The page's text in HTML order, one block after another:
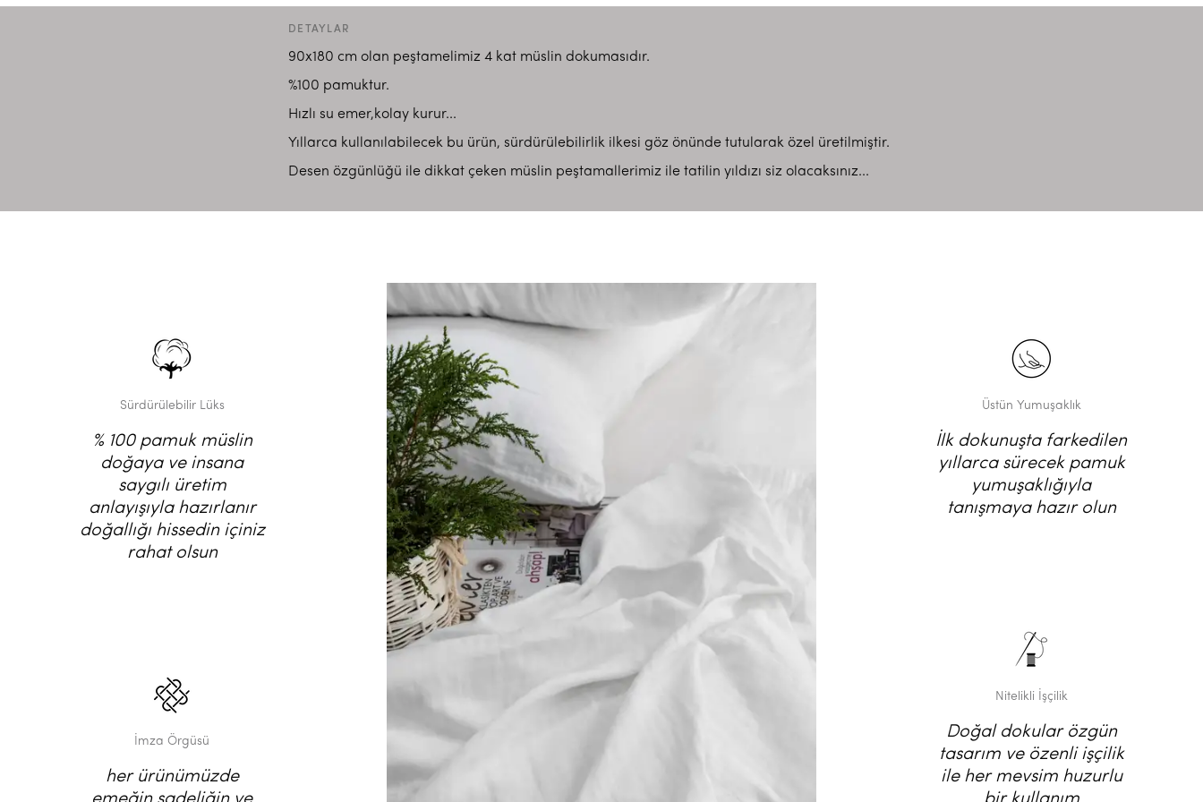
DETAYLAR
90x180 cm olan peştamelimiz 4 kat müslin dokumasıdır.
%100 pamuktur.
Hızlı su emer,kolay kurur...
Yıllarca kullanılabilecek bu ürün, sürdürülebilirlik ilkesi göz önünde tutularak özel üretilmiştir.
Desen özgünlüğü ile dikkat çeken müslin peştamallerimiz ile tatilin yıldızı siz olacaksınız...
Sürdürülebilir Lüks
% 100 pamuk müslin
doğaya ve insana
saygılı üretim
anlayışıyla hazırlanır
doğallığı hissedin içiniz
rahat olsun
İmza Örgüsü
her ürünümüzde
Üstün Yumuşaklık
İlk dokunuşta farkedilen
yıllarca sürecek pamuk
yumuşaklığıyla
tanışmaya hazır olun
Nitelikli İşçilik
Doğal dokular özgün
tasarım ve özenli işçilik
ile her mevsim huzurlu